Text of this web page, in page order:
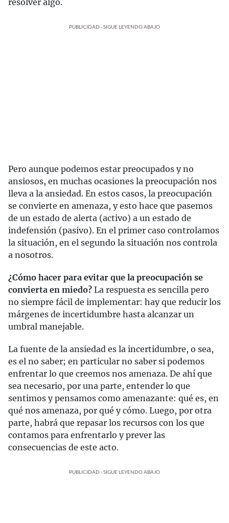
PUBLICIDAD - SIGUE LEYENDO ABAJO
Pero aunque podemos estar preocupados y no
ansiosos, en muchas ocasiones la preocupación nos
lleva a la ansiedad. En estos casos, la preocupación
se convierte en amenaza, y esto hace que pasemos
de un estado de alerta (activo) a un estado de
indefensión (pasivo). En el primer caso controlamos
la situación, en el segundo la situación nos controla
a nosotros.
¿Cómo hacer para evitar que la preocupación se
convierta en miedo? La respuesta es sencilla pero
no siempre fácil de implementar: hay que reducir los
márgenes de incertidumbre hasta alcanzar un
umbral manejable.
La fuente de la ansiedad es la incertidumbre, o sea,
es el no saber; en particular no saber si podemos
enfrentar lo que creemos nos amenaza. De ahí que
sea necesario, por una parte, entender lo que
sentimos y pensamos como amenazante: qué es, en
qué nos amenaza, por qué y cómo. Luego, por otra
parte, habrá que repasar los recursos con los que
contamos para enfrentarlo y prever las
consecuencias de este acto.
PUBLICIDAD - SIGUE LEYENDO ABAJO